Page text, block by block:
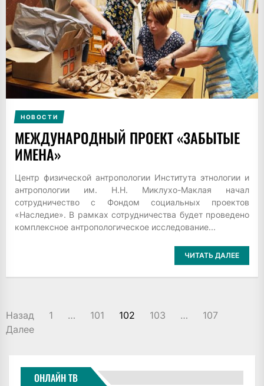
НОВОСТИ
МЕЖДУНАРОДНЫЙ ПРОЕКТ «ЗАБЫТЫЕ
ИМЕНА»
Центр физической антропологии Института этнологии и
антропологии им. Н.Н. Миклухо-Маклая начал
сотрудничество с Фондом социальных проектов
«Наследие». В рамках сотрудничества будет проведено
комплексное антропологическое исследование...
ЧИТАТЬ ДАЛЕЕ
ПАГИНАЦИЯ
ЗАПИСЕЙ
Назад 1 … 101 102 103 …
107
Далее
ОНЛАЙН ТВ